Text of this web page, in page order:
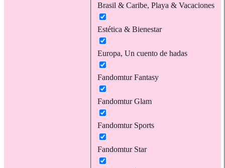
Brasil & Caribe, Playa & Vacaciones
Estética & Bienestar
Europa, Un cuento de hadas
Fandomtur Fantasy
Fandomtur Glam
Fandomtur Sports
Fandomtur Star